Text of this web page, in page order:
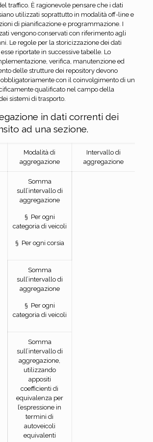
traffico. È ragionevole pensare che i dati
utilizzati soprattutto in modalità off-line e
di pianificazione e programmazione. I
vengono conservati con riferimento agli
Le regole per la storicizzazione dei dati
riportate in successive tabelle. Lo
verifica, manutenzione ed
delle strutture dei repository devono
obbligatoriamente con il coinvolgimento di un
qualificato nel campo della
sistemi di trasporto.
in dati correnti dei
ad una sezione.
Modalità di
aggregazione
Intervallo di
aggregazione
Somma
sull’intervallo di
aggregazione
§ Per ogni
categoria di veicoli
§ Per ogni corsia
Somma
sull’intervallo di
aggregazione
§ Per ogni
categoria di veicoli
Somma
sull’intervallo di
aggregazione,
utilizzando
appositi
coefficienti di
equivalenza per
l’espressione in
termini di
autoveicoli
equivalenti